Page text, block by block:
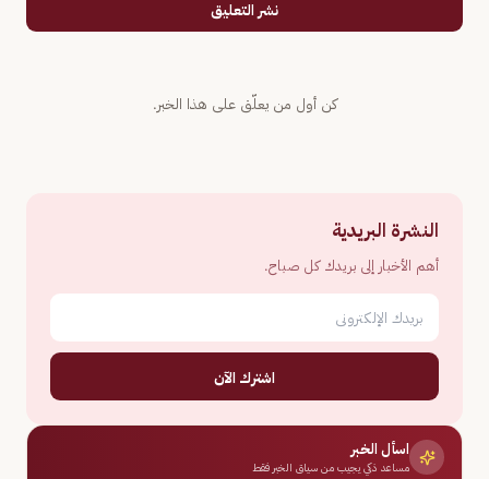
نشر التعليق
كن أول من يعلّق على هذا الخبر.
النشرة البريدية
أهم الأخبار إلى بريدك كل صباح.
اشترك الآن
اسأل الخبر
مساعد ذكي يجيب من سياق الخبر فقط